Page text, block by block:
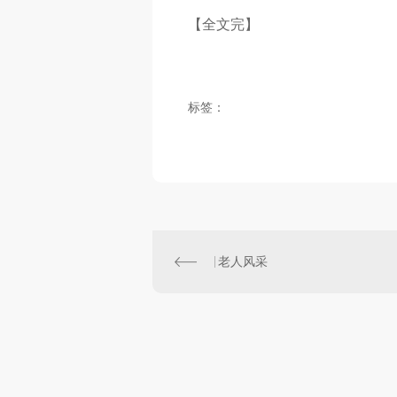
【全文完】
标签：
老人风采